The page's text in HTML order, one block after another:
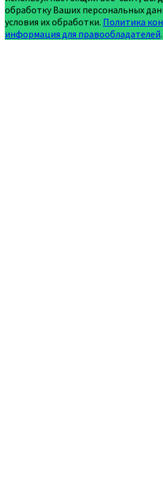
обработку Ваших персональных
условия их обработки. Политика
информация для правообладателей.